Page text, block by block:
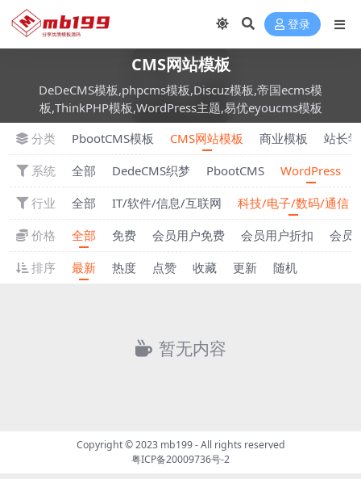
登录
CMS网站模板
DeDeCMS模板,phpcms模板,Discuz模板,帝国ecms模
板,ThinkPHP模板,WordPress主题,易优eyoucms模板
分类
PbootCMS模板 CMS网站模板 商业模板
站长
系统
全部 DedeCMS织梦 PbootCMS WordPress
行业
全部 IT/软件/信息/互联网
科技/电子/数码/通信
价格
全部 免费 会员用户免费 会员用户折扣
会员
排序
最新 热度 点赞 收藏 更新 随机
暂无内容
Copyright © 2023 mb199- All rights reserved
粤ICP备20009736号-2